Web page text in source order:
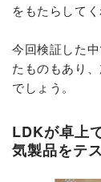
をもたらしてく
今回検証した
たものもあり
でしょう。
LDKが卓上
気製品をテ